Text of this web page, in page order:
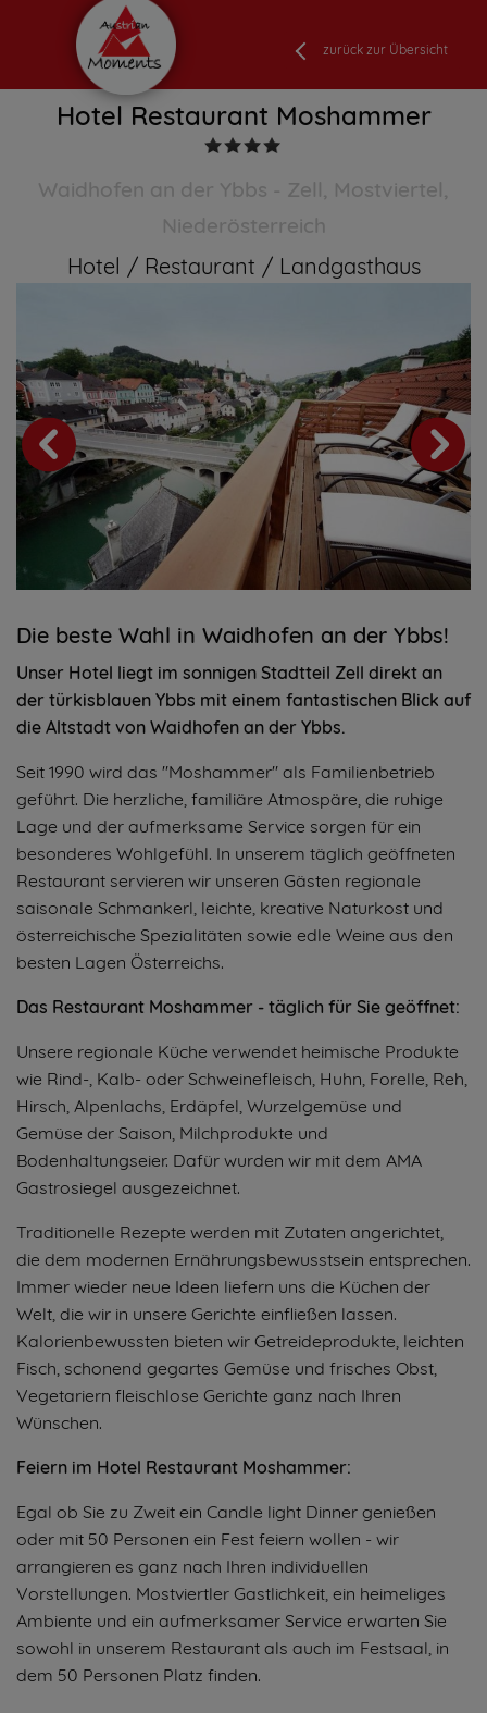
zurück zur Übersicht
Hotel Restaurant Moshammer
Waidhofen an der Ybbs - Zell, Mostviertel,
Niederösterreich
Hotel Restaurant Landgasthaus
Die beste Wahl in Waidhofen an der Ybbs!
Unser Hotel liegt im sonnigen Stadtteil Zell direkt an
der türkisblauen Ybbs mit einem fantastischen Blick auf
die Altstadt von Waidhofen an der Ybbs.
Seit 1990 wird das "Moshammer" als Familienbetrieb
geführt. Die herzliche, familiäre Atmospäre, die ruhige
Lage und der aufmerksame Service sorgen für ein
besonderes Wohlgefühl. In unserem täglich geöffneten
Restaurant servieren wir unseren Gästen regionale
saisonale Schmankerl, leichte, kreative Naturkost und
österreichische Spezialitäten sowie edle Weine aus den
besten Lagen Österreichs.
Das Restaurant Moshammer - täglich für Sie geöffnet:
Unsere regionale Küche verwendet heimische Produkte
wie Rind-, Kalb- oder Schweinefleisch, Huhn, Forelle, Reh,
Hirsch, Alpenlachs, Erdäpfel, Wurzelgemüse und
Gemüse der Saison, Milchprodukte und
Bodenhaltungseier. Dafür wurden wir mit dem AMA
Gastrosiegel ausgezeichnet.
Traditionelle Rezepte werden mit Zutaten angerichtet,
die dem modernen Ernährungsbewusstsein entsprechen.
Immer wieder neue Ideen liefern uns die Küchen der
Welt, die wir in unsere Gerichte einfließen lassen.
Kalorienbewussten bieten wir Getreideprodukte, leichten
Fisch, schonend gegartes Gemüse und frisches Obst,
Vegetariern fleischlose Gerichte ganz nach Ihren
Wünschen.
Feiern im Hotel Restaurant Moshammer:
Egal ob Sie zu Zweit ein Candle light Dinner genießen
oder mit 50 Personen ein Fest feiern wollen - wir
arrangieren es ganz nach Ihren individuellen
Vorstellungen. Mostviertler Gastlichkeit, ein heimeliges
Ambiente und ein aufmerksamer Service erwarten Sie
sowohl in unserem Restaurant als auch im Festsaal, in
dem 50 Personen Platz finden.